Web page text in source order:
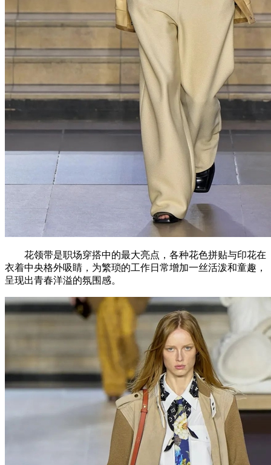
花领带是职场穿搭中的最大亮点，各种花色拼贴与印花在
衣着中央格外吸睛，为繁琐的工作日常增加一丝活泼和童趣，
呈现出青春洋溢的氛围感。